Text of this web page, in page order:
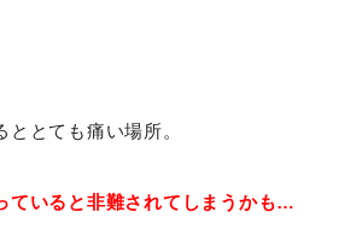
ととても痛い場所。
ていると非難されてしまうかも…